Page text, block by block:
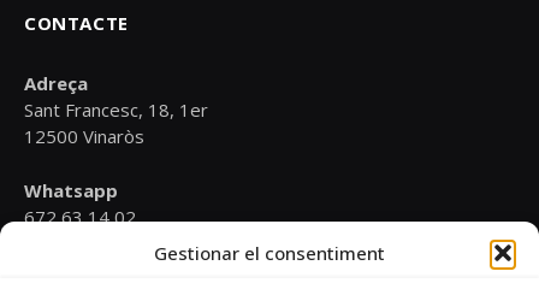
Gestionar el consentiment
CONTACTE
Adreça
Sant Francesc, 18, 1er
12500 Vinaròs
Whatsapp
672 63 14 02